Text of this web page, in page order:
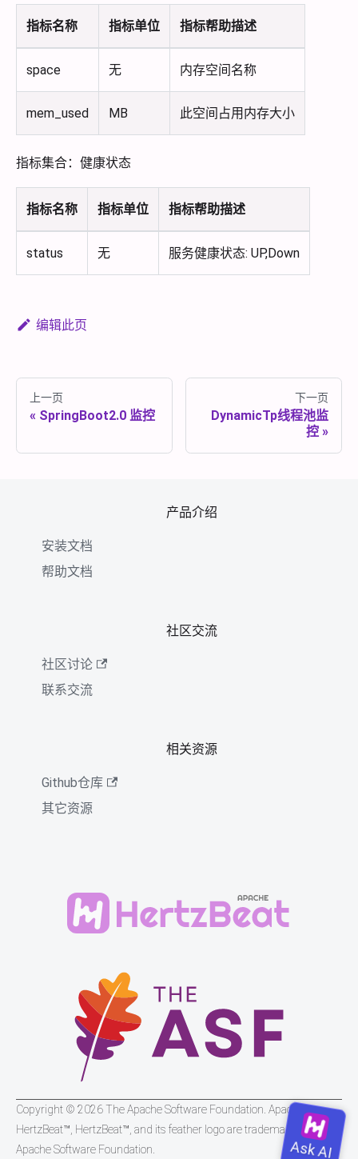
指标名称 指标单位 指标帮助描述
space 无 内存空间名称
mem_used MB 此空间占用内存大小
指标集合：健康状态
指标名称 指标单位 指标帮助描述
status 无 服务健康状态: UP,Down
编辑此页
上一页
SpringBoot2.0 监控
下一页
DynamicTp线程池监
控
产品介绍
安装文档
帮助文档
社区交流
社区讨论
联系交流
相关资源
Github仓库
其它资源
Copyright © 2026 The Apache Software Foundation. Apache
HertzBeat™, HertzBeat™, and its feather logo are trademarks of The
Apache Software Foundation.